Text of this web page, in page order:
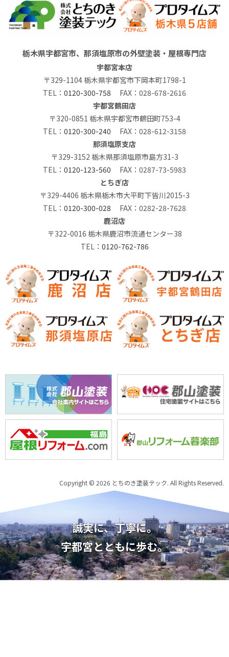
栃木県宇都宮市、那須塩原市の外壁塗装・屋根専門店
宇都宮本店
〒329-1104 栃木県宇都宮市下岡本町1798-1
TEL： 0120-300-758 FAX：028-678-2616
宇都宮鶴田店
〒320-0851 栃木県宇都宮市鶴田町753-4
TEL： 0120-300-240 FAX：028-612-3158
那須塩原支店
〒329-3152 栃木県那須塩原市島方31-3
TEL： 0120-123-560 FAX：0287-73-5983
とちぎ店
〒329-4406 栃木県栃木市大平町下皆川2015-3
TEL： 0120-300-028 FAX：0282-28-7628
鹿沼店
〒322-0016 栃木県鹿沼市流通センター38
TEL： 0120-762-786
Copyright © 2026 とちのき塗装テック. All Rights Reserved.
誠実に、丁寧に。
宇都宮とともに歩む。